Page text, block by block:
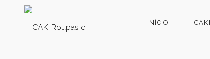
INÍCIO CAKI